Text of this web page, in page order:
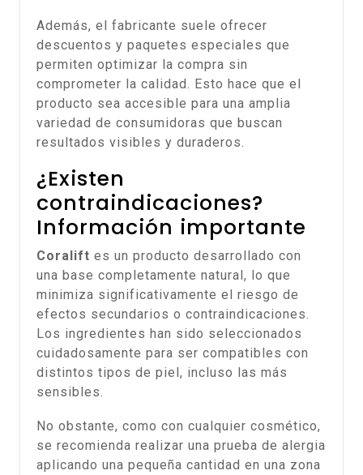
Además, el fabricante suele ofrecer
descuentos y paquetes especiales que
permiten optimizar la compra sin
comprometer la calidad. Esto hace que el
producto sea accesible para una amplia
variedad de consumidoras que buscan
resultados visibles y duraderos.
¿Existen
contraindicaciones?
Información importante
Coralift es un producto desarrollado con
una base completamente natural, lo que
minimiza significativamente el riesgo de
efectos secundarios o contraindicaciones.
Los ingredientes han sido seleccionados
cuidadosamente para ser compatibles con
distintos tipos de piel, incluso las más
sensibles.
No obstante, como con cualquier cosmético,
se recomienda realizar una prueba de alergia
aplicando una pequeña cantidad en una zona